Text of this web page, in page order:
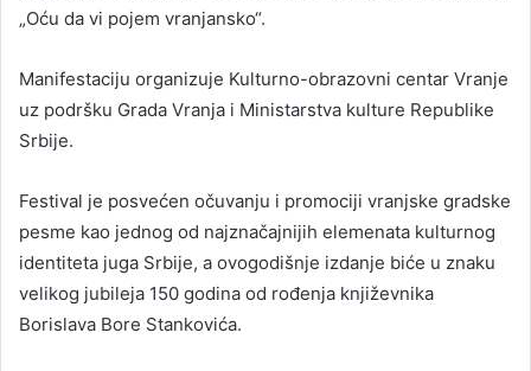
„Oću da vi pojem vranjansko“.
Manifestaciju organizuje Kulturno-obrazovni centar Vranje
uz podršku Grada Vranja i Ministarstva kulture Republike
Srbije.
Festival je posvećen očuvanju i promociji vranjske gradske
pesme kao jednog od najznačajnijih elemenata kulturnog
identiteta juga Srbije, a ovogodišnje izdanje biće u znaku
velikog jubileja 150 godina od rođenja književnika
Borislava Bore Stankovića.